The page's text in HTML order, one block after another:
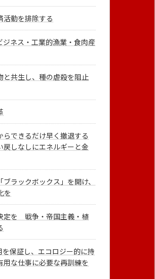
活動を排除する
ジネス・工業的漁業・食肉産
と共生し、種の虐殺を阻止
らできるだけ早く撤退する
戻しなしにエネルギーと金
ラックボックス」を開け、
を
定を 戦争・帝国主義・植
を保証し、エコロジー的に持
用な仕事に必要な再訓練を